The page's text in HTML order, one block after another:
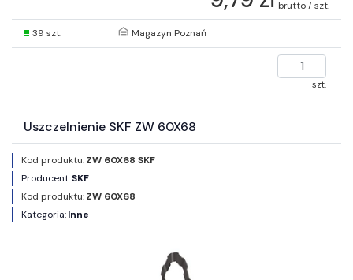
brutto / szt.
39 szt. Magazyn Poznań
szt.
Uszczelnienie SKF ZW 60X68
Kod produktu:ZW 60X68 SKF
Producent:SKF
Kod produktu:ZW 60X68
Kategoria:Inne